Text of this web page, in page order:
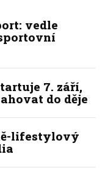
vedle
7. září,
do děje
lifestylový